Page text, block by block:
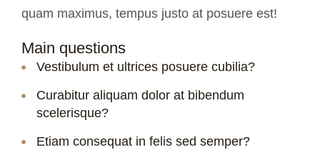
quam maximus, tempus justo at posuere est!
Main questions
Vestibulum et ultrices posuere cubilia?
Curabitur aliquam dolor at bibendum
scelerisque?
Etiam consequat in felis sed semper?